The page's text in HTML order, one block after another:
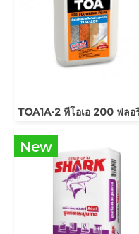
New